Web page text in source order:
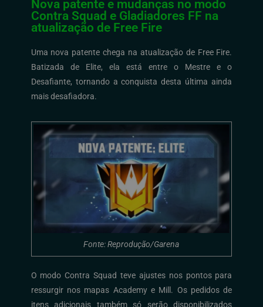
Nova patente e mudanças no modo
Contra Squad e Gladiadores FF na
atualização de Free Fire
Uma nova patente chega na atualização de Free Fire.
Batizada de Elite, ela está entre o Mestre e o
Desafiante, tornando a conquista desta última ainda
mais desafiadora.
Fonte: Reprodução/Garena
O modo Contra Squad teve ajustes nos pontos para
ressurgir nos mapas Academy e Mill. Os pedidos de
itens adicionais também só serão disponibilizados